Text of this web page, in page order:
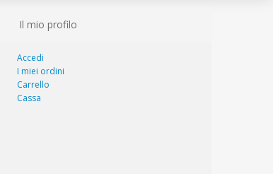
Il mio profilo
Accedi
I miei ordini
Carrello
Cassa